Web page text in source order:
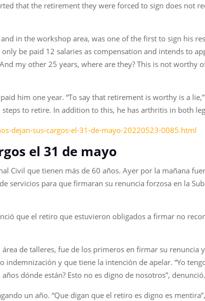
that the retirement they were forced to sign does not
in the workshop area, was one of the first to sign his
be paid 12 salaries as compensation and intends to
my other 25 years, where are they? This is not worthy
him one year. “To say that retirement is worthy is a
to retire. In addition to this, he has arthritis in both
dejan-sus-cargos-el-31-de-mayo-20220523-0085.html
el 31 de mayo
Civil que tienen más de 60 años. Ayer por la mañana
servicios para que firmaran su renuncia forzosa en la
que el retiro que estuvieron obligados a firmar no
de talleres, fue de los primeros en firmar su renuncia
y que tiene la intención de apelar. “Yo
dónde están? Esto no es digno de nosotros”, denunció.
un año. “Que digan que el retiro es digno es